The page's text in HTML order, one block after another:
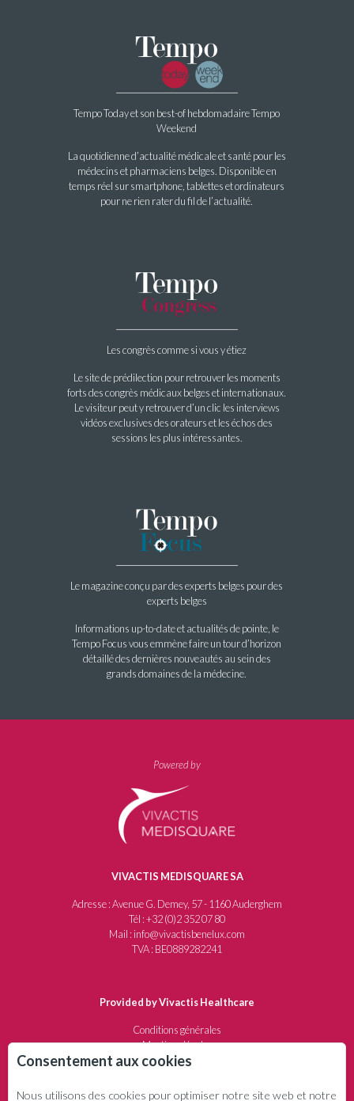
Tempo Today et son best-of hebdomadaire Tempo
Weekend
La quotidienne d’actualité médicale et santé pour les
médecins et pharmaciens belges. Disponible en
temps réel sur smartphone, tablettes et ordinateurs
pour ne rien rater du fil de l’actualité.
Les congrès comme si vous y étiez
Le site de prédilection pour retrouver les moments
forts des congrès médicaux belges et internationaux.
Le visiteur peut y retrouver d’un clic les interviews
vidéos exclusives des orateurs et les échos des
sessions les plus intéressantes.
Le magazine conçu par des experts belges pour des
experts belges
Informations up-to-date et actualités de pointe, le
Tempo Focus vous emmène faire un tour d’horizon
détaillé des dernières nouveautés au sein des
grands domaines de la médecine.
Powered by
VIVACTIS MEDISQUARE SA
Adresse : Avenue G. Demey, 57 - 1160 Auderghem
Tél : +32 (0)2 352 07 80
Mail : info@vivactisbenelux.com
TVA : BE0889282241
Provided by Vivactis Healthcare
Conditions générales
Mentions légales
Protection de la vie privée
Consentement aux cookies
Nous utilisons des cookies pour optimiser notre site web et notre